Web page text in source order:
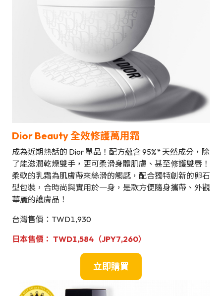
Dior Beauty 全效修護萬用霜
成為近期熱話的 Dior 單品！配方蘊含 95%* 天然成分，除
了能滋潤乾燥雙手，更可柔滑身體肌膚、甚至修護雙唇！
柔軟的乳霜為肌膚帶來絲滑的觸感，配合獨特創新的卵石
型包裝，合時尚與實用於一身，是款方便隨身攜帶、外觀
華麗的護膚品！
台灣售價：TWD1,930
日本售價 ： TWD1,584 （JPY7,260）
立即購買